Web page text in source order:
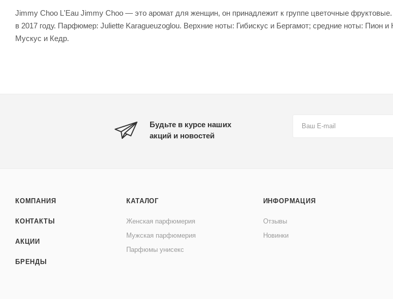
Jimmy Choo L'Eau Jimmy Choo — это аромат для женщин, он принадлежит к группе цветочные
в 2017 году. Парфюмер: Juliette Karagueuzoglou. Верхние ноты: Гибискус и Бергамот; средние ноты: Пион и
Мускус и Кедр.
Будьте в курсе наших
акций и новостей
КОМПАНИЯ
КОНТАКТЫ
АКЦИИ
БРЕНДЫ
КАТАЛОГ
Женская парфюмерия
Мужская парфюмерия
Парфюмы унисекс
ИНФОРМАЦИЯ
Отзывы
Новинки